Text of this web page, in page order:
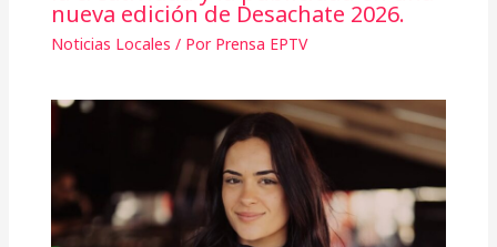
nueva edición de Desachate 2026.
Noticias Locales / Por Prensa EPTV